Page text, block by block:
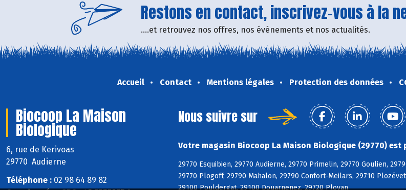
Restons en contact, inscrivez-vous à la
....et retrouvez nos offres, nos événements et nos actualités.
Accueil Contact Mentions légales Protection des données
Biocoop La Maison
Biologique
6, rue de Kerivoas
29770 Audierne
Téléphone : 02 98 64 89 82
Nous suivre sur
Votre magasin Biocoop La Maison Biologique (29770) est
29770 Esquibien, 29770 Audierne, 29770 Primelin, 29770 Goulien,
29770 Plogoff, 29790 Mahalon, 29790 Confort-Meilars, 29710
29100 Pouldergat, 29100 Douarnenez, 29720 Plovan